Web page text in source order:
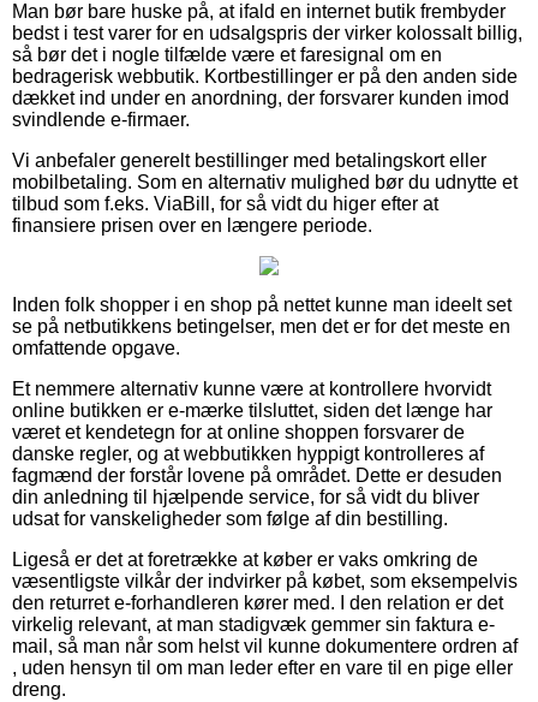
Man bør bare huske på, at ifald en internet butik frembyder
bedst i test varer for en udsalgspris der virker kolossalt billig,
så bør det i nogle tilfælde være et faresignal om en
bedragerisk webbutik. Kortbestillinger er på den anden side
dækket ind under en anordning, der forsvarer kunden imod
svindlende e-firmaer.
Vi anbefaler generelt bestillinger med betalingskort eller
mobilbetaling. Som en alternativ mulighed bør du udnytte et
tilbud som f.eks. ViaBill, for så vidt du higer efter at
finansiere prisen over en længere periode.
Inden folk shopper i en shop på nettet kunne man ideelt set
se på netbutikkens betingelser, men det er for det meste en
omfattende opgave.
Et nemmere alternativ kunne være at kontrollere hvorvidt
online butikken er e-mærke tilsluttet, siden det længe har
været et kendetegn for at online shoppen forsvarer de
danske regler, og at webbutikken hyppigt kontrolleres af
fagmænd der forstår lovene på området. Dette er desuden
din anledning til hjælpende service, for så vidt du bliver
udsat for vanskeligheder som følge af din bestilling.
Ligeså er det at foretrække at køber er vaks omkring de
væsentligste vilkår der indvirker på købet, som eksempelvis
den returret e-forhandleren kører med. I den relation er det
virkelig relevant, at man stadigvæk gemmer sin faktura e-
mail, så man når som helst vil kunne dokumentere ordren af
, uden hensyn til om man leder efter en vare til en pige eller
dreng.